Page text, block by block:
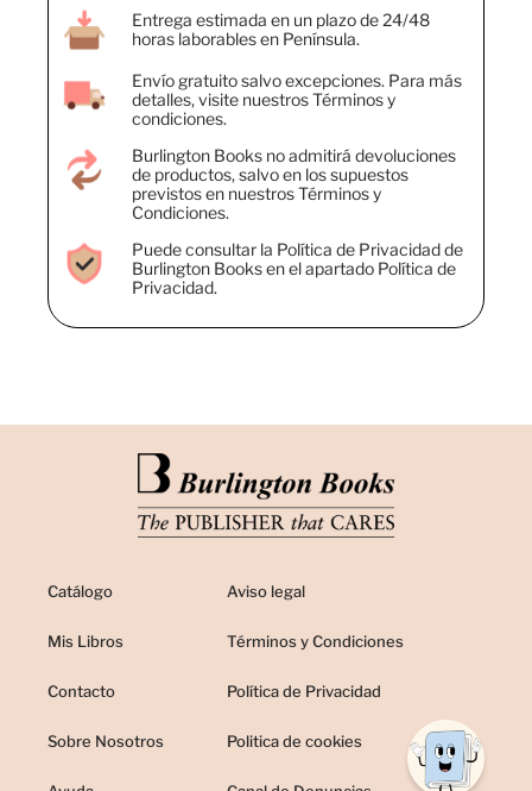
Entrega estimada en un plazo de 24/48
horas laborables en Península.
Envío gratuito salvo excepciones. Para más
detalles, visite nuestros Términos y
condiciones.
Burlington Books no admitirá devoluciones
de productos, salvo en los supuestos
previstos en nuestros Términos y
Condiciones.
Puede consultar la Política de Privacidad de
Burlington Books en el apartado Política de
Privacidad.
Catálogo
Mis Libros
Contacto
Sobre Nosotros
Aviso legal
Términos y Condiciones
Política de Privacidad
Politica de cookies